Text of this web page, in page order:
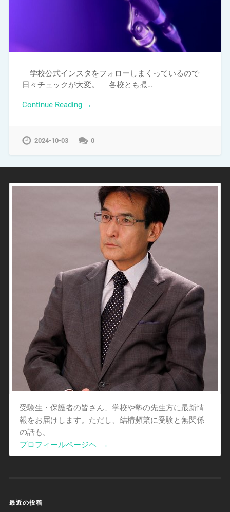
学校公式インスタをフォローしまくっているので
日々チェックが大変。 各校とも撮…
Continue Reading →
2024-10-03 0
受験生・保護者の皆さん、学校や塾の先生方に最新情
報をお届けします。ただし、結構頻繁に受験と無関係
の話も。
プロフィールページヘ
→
最近の投稿